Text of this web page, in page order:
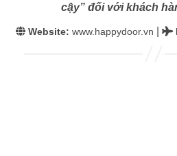
cậy” đối với khách
Website: www.happydoor.vn